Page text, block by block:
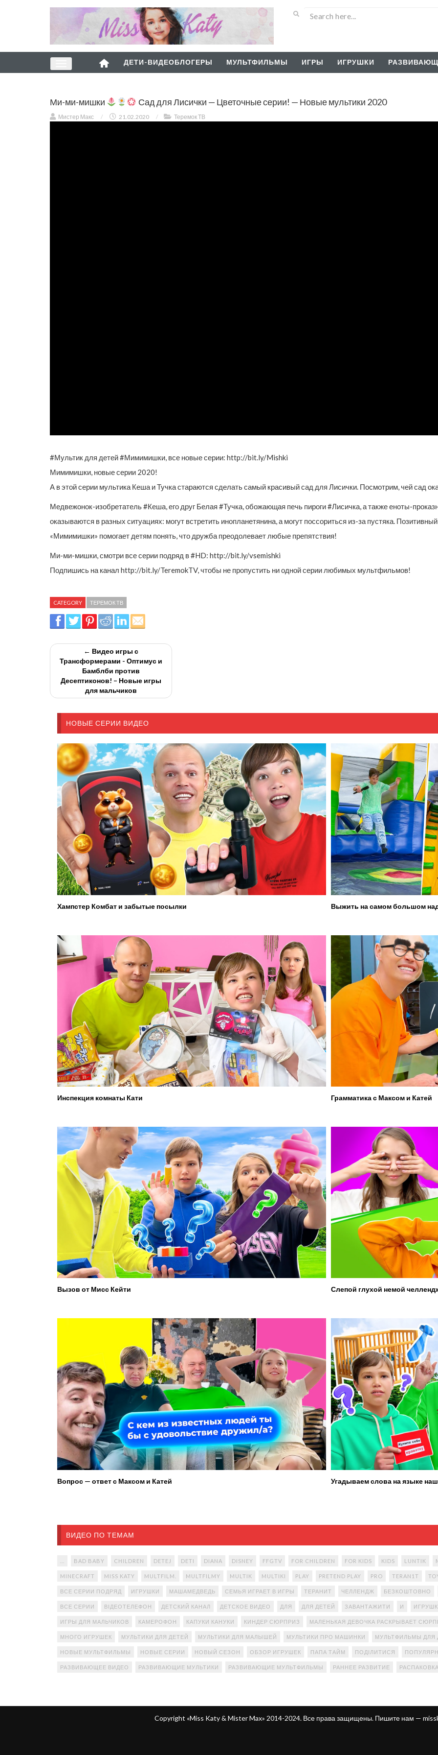
ДЕТИ-ВИДЕОБЛОГЕРЫ МУЛЬТФИЛЬМЫ ИГРЫ ИГРУШКИ
Ми-ми-мишки Сад для Лисички — Цветочные серии! — Новые мультики 2020
Мистер Макс / 21.02.2020 / Теремок ТВ
#Мультик для детей #Мимимишки, все новые серии: http://bit.ly/Mishki
Мимимишки, новые серии 2020!
А в этой серии мультика Кеша и Тучка стараются сделать самый красивый сад для Лисички. Посмотрим, чей сад
Медвежонок-изобретатель #Кеша, его друг Белая #Тучка, обожающая печь пироги #Лисичка, а также еноты-
оказываются в разных ситуациях: могут встретить инопланетянина, а могут поссориться из-за пустяка.
«Мимимишки» помогает детям понять, что дружба преодолевает любые препятствия!
Ми-ми-мишки, смотри все серии подряд в #HD: http://bit.ly/vsemishki
Подпишись на канал http://bit.ly/TeremokTV, чтобы не пропустить ни одной серии любимых мультфильмов!
CATEGORY ТЕРЕМОК ТВ
← Видео игры с
Трансформерами - Оптимус и
Бамблби против
Десептиконов! – Новые игры
для мальчиков
НОВЫЕ СЕРИИ ВИДЕО
Хампстер Комбат и забытые посылки Выжить на самом большом
Инспекция комнаты Кати Грамматика с Максом и Катей
Вызов от Мисс Кейти Слепой глухой немой
Вопрос — ответ с Максом и Катей Угадываем слова на языке
ВИДЕО ПО ТЕМАМ
BAD BABY CHILDREN DETEJ DETI DIANA DISNEY FFGTV FOR CHILDREN FOR KIDS KIDS LUNTIK
MINECRAFT MISS KATY MULTFILM. MULTFILMY MULTIK MULTIKI PLAY PRETEND PLAY PRO TERAN1T
ВСЕ СЕРИИ ПОДРЯД ИГРУШКИ МАШАМЕДВЕДЬ СЕМЬЯ ИГРАЕТ В ИГРЫ ТЕРАНИТ ЧЕЛЛЕНДЖ БЕЗКОШТОВНО
ВСЕ СЕРИИ ВІДЕОТЕЛЕФОН ДЕТСКИЙ КАНАЛ ДЕТСКОЕ ВИДЕО ДЛЯ ДЛЯ ДЕТЕЙ ЗАВАНТАЖИТИ И
ИГРЫ ДЛЯ МАЛЬЧИКОВ КАМЕРОФОН КАПУКИ КАНУКИ КИНДЕР СЮРПРИЗ МАЛЕНЬКАЯ ДЕВОЧКА РАСКРЫВАЕТ
МНОГО ИГРУШЕК МУЛЬТИКИ ДЛЯ ДЕТЕЙ МУЛЬТИКИ ДЛЯ МАЛЫШЕЙ МУЛЬТИКИ ПРО МАШИНКИ МУЛЬТФИЛЬМЫ ДЛЯ
НОВЫЕ МУЛЬТФИЛЬМЫ НОВЫЕ СЕРИИ НОВЫЙ СЕЗОН ОБЗОР ИГРУШЕК ПАПА ТАЙМ ПОДІЛИТИСЯ
РАЗВИВАЮЩЕЕ ВИДЕО РАЗВИВАЮЩИЕ МУЛЬТИКИ РАЗВИВАЮЩИЕ МУЛЬТФИЛЬМЫ РАННЕЕ РАЗВИТИЕ
Copyright «Miss Katy & Mister Max» 2014-2024. Все права защищены. Пишите нам —